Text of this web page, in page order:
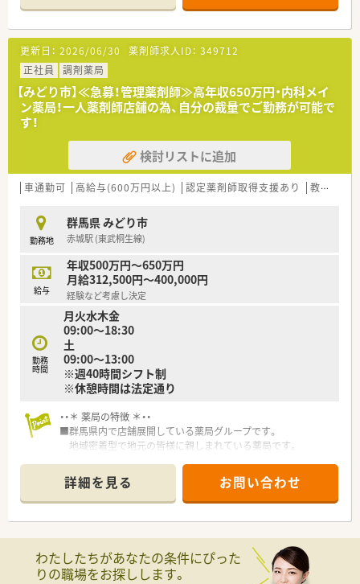
<整備されたシステム面>
薬剤師業務をバックアップするための作業の機械化、システム化
を積極的に推進しています。
たとえば、レセプト用コンピュータ、POSレジ、在庫管理システ
ムを連動させ、レセプト用コンピュータに処方内容を入力するだ
けで在庫情報がサーバーに集約できる環境を全店舗で展開。
このデータは他店からも閲覧可能なため、自店の在庫管理だけで
なく、万一自店の在庫が切れたときには近隣店舗の在庫を確認、
監査システムもピッキング・散剤共に整っている環境です！
<教育・研修制度>
フォローアップ研修・エキスパート研修・薬局長研修・管理者研修
また、e-learningを導入しており、こちらは会社で費用補助をし
ています。
その他、学会発表にも積極的に参加しており、日々の取り組みか
ら奨励し、調剤過誤防止については全社共有しています。
<充実の福利厚生面>
産前・産後・育児休暇は100%取得可能で、時短勤務で働く社員も
多数いる環境です。
また、転居を伴う異動はなく、キャリアやライフプランの希望に
応じて、長く安心して働ける環境作りをしております。
更新日： 2026/06/30 薬剤師求人ID： 349712
正社員
調剤薬局
【みどり市】≪急募！管理薬剤師≫高年収650万円・内科メイ
ン薬局！一人薬剤師店舗の為、自分の裁量でご勤務が可能で
す！
検討リストに追加
車通勤可 高給与(600万円以上) 認定薬剤師取得支援あり 教育制度あり
勤務地
群馬県 みどり市
赤城駅 (東武桐生線)
給与
年収500万円～650万円
月給312,500円～400,000円
経験など考慮し決定
勤務
時間
月火水木金
09:00～18:30
土
09:00～13:00
※週40時間シフト制
※休憩時間は法定通り
・・＊ 薬局の特徴 ＊・・
■群馬県内で店舗展開している薬局グループです。
地域密着型で地元の皆様に親しまれている薬局です。
るなど
活躍の場が広がる環境です。キャリアアップ志向の方にお勧
めです。
■全店舗で電子薬歴を導入しています。
詳細を見る お問い合わせ
わたしたちがあなたの条件にぴった
りの職場をお探しします。